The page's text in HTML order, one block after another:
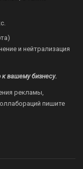
и нейтрализация
вашему бизнесу.
рекламы,
пишите